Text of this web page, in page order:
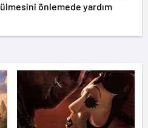
önlemede yardım